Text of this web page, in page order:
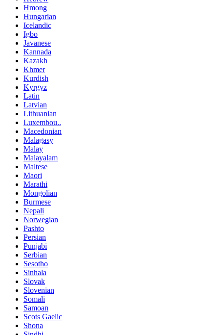
Hmong
Hungarian
Icelandic
Igbo
Javanese
Kannada
Kazakh
Khmer
Kurdish
Kyrgyz
Latin
Latvian
Lithuanian
Luxembou..
Macedonian
Malagasy
Malay
Malayalam
Maltese
Maori
Marathi
Mongolian
Burmese
Nepali
Norwegian
Pashto
Persian
Punjabi
Serbian
Sesotho
Sinhala
Slovak
Slovenian
Somali
Samoan
Scots Gaelic
Shona